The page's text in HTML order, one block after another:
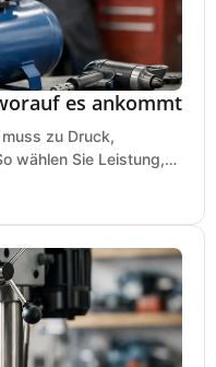
es ankommt
zu Druck,
wählen Sie Leistung,